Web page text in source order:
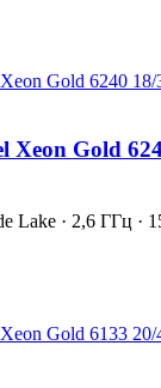
Xeon Gold
Lake · 2,6 ГГц ·